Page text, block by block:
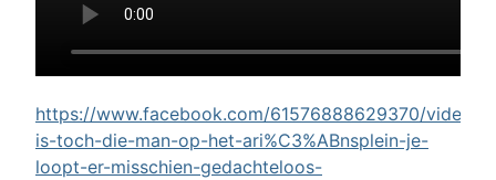
https://www.facebook.com/61576888629370/videos/
is-toch-die-man-op-het-ari%C3%ABnsplein-je-
loopt-er-misschien-gedachteloos-